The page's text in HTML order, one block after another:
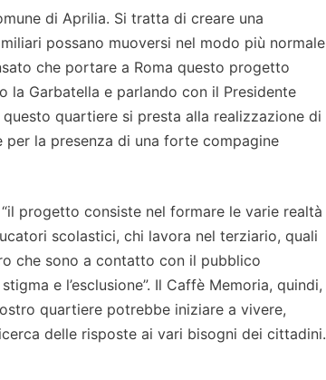
di Aprilia. Si tratta di creare una
possano muoversi nel modo più normale
che portare a Roma questo progetto
la Garbatella e parlando con il Presidente
questo quartiere si presta alla realizzazione di
la presenza di una forte compagine
progetto consiste nel formare le varie realtà
scolastici, chi lavora nel terziario, quali
che sono a contatto con il pubblico
e l’esclusione”. Il Caffè Memoria, quindi,
quartiere potrebbe iniziare a vivere,
delle risposte ai vari bisogni dei cittadini.